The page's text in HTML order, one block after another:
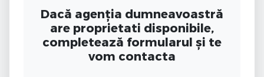
Dacă agenția dumneavoastră
are proprietati disponibile,
completează formularul și te
vom contacta